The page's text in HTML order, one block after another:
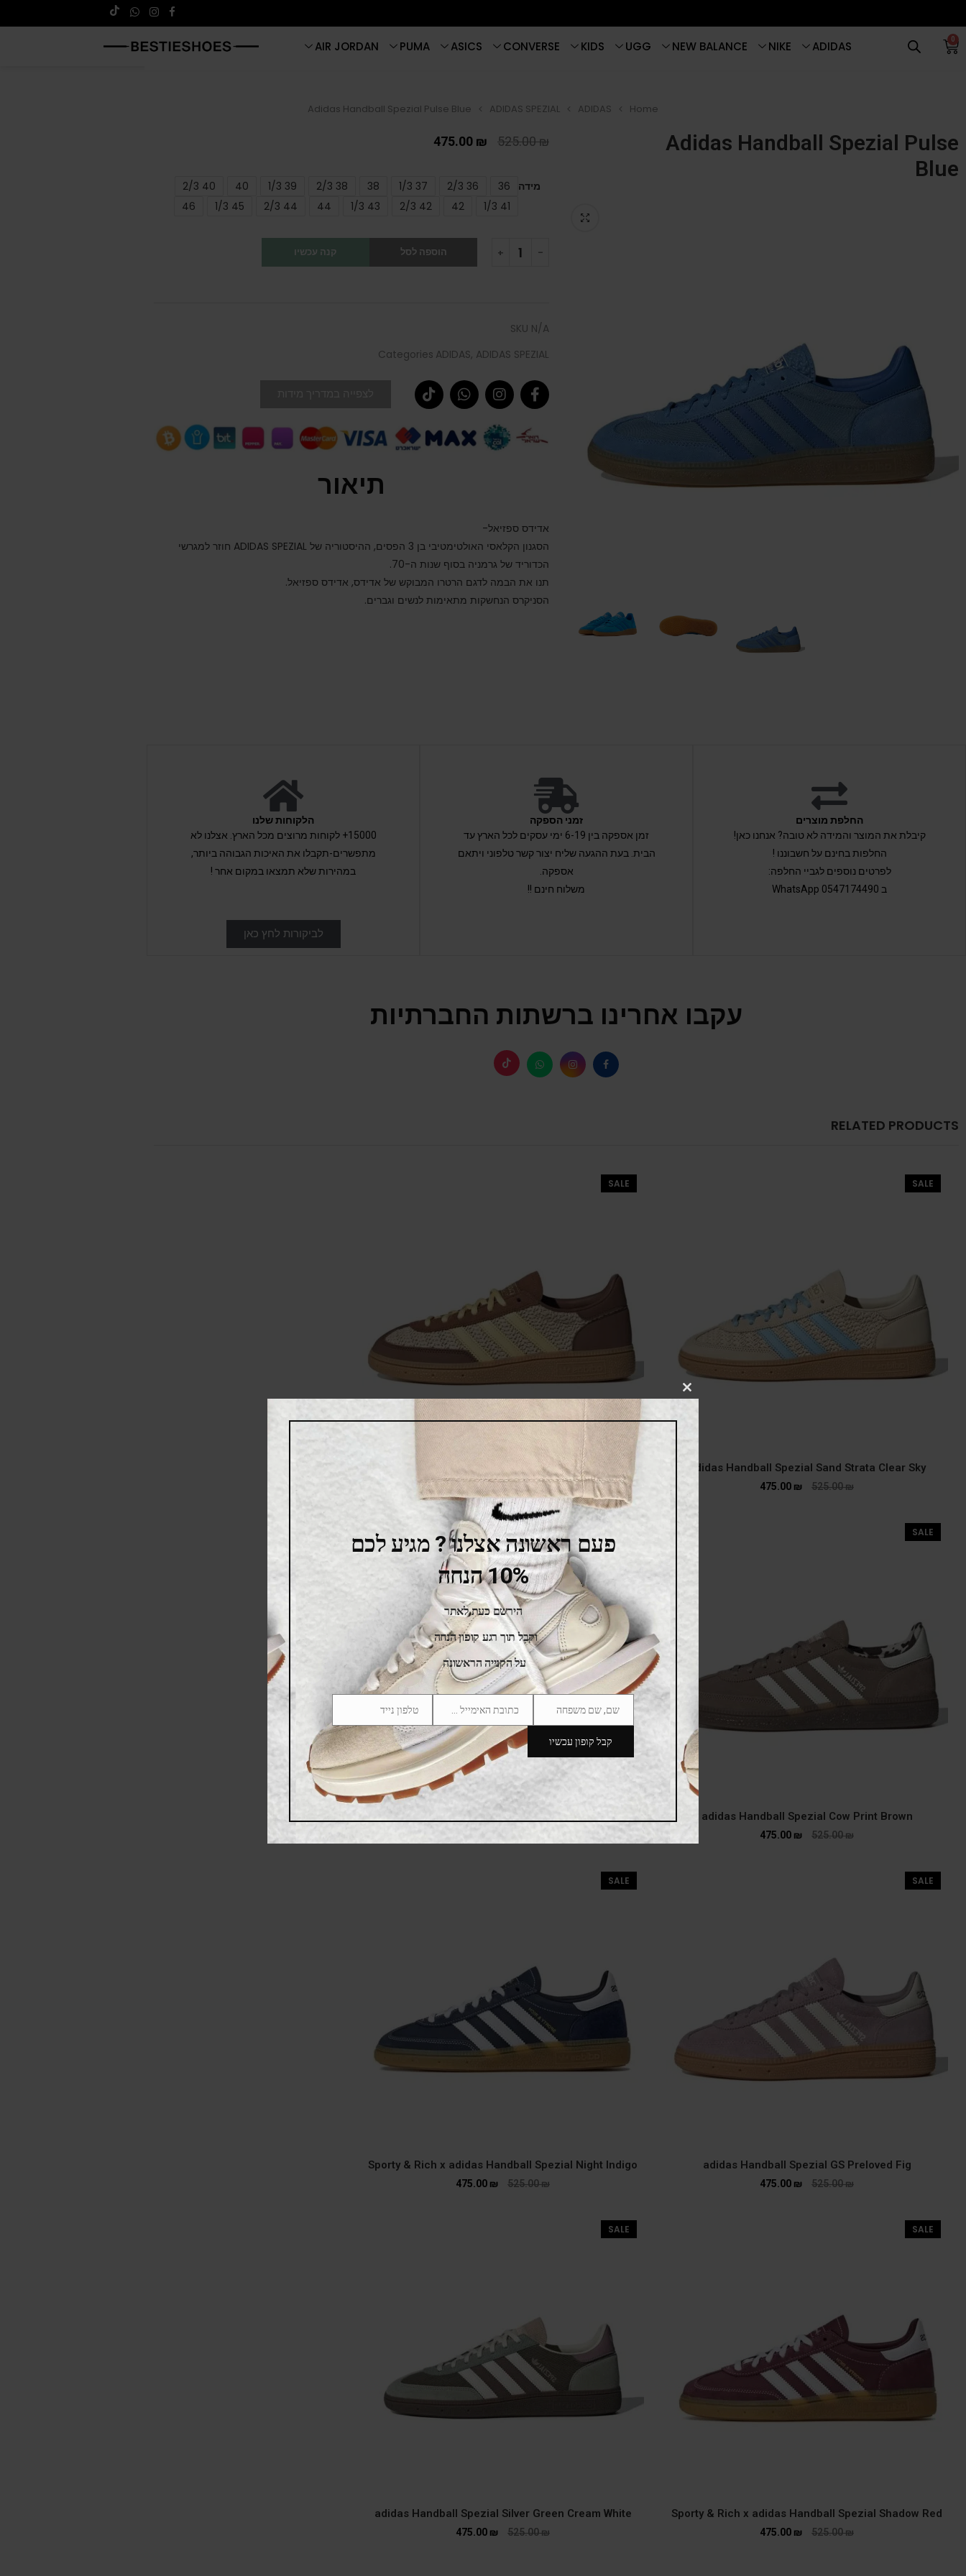
0
ADIDAS
NIKE
NEW BALANCE
UGG
KIDS
CONVERSE
ASICS
PUMA
AIR JORDAN
Home
ADIDAS
ADIDAS SPEZIAL
Adidas Handball Spezial Pulse Blue
Adidas Handball Spezial Pulse
Blue
525.00₪
475.00 ₪
מידה 36
36 2/3
37 1/3
38
38 2/3
39 1/3
40
40 2/3
41 1/3
42
42 2/3
43 1/3
44
44 2/3
45 1/3
46
הוספה לסל קנה עכשיו
SKU N/A
Categories ADIDAS, ADIDAS SPEZIAL
תיאור
אדידס ספזיאל-
הסגנון הקלאסי האולטימטיבי בן 3 הפסים, ההיסטוריה של ADIDAS SPEZIAL חוזר למגרשי
הכדוריד של גרמניה בסוף שנות ה-70.
תנו את הבמה לדגם הרטרו המבוקש של אדידס, אדידס ספזיאל.
הסניקרס הנחשקות מתאימות לנשים וגברים.
החלפת מוצרים
קיבלת את המוצר והמידה לא טובה? אנחנו כאן!
החלפות בחינם על חשבוננו !
לפרטים נוספים לגביי החלפה:
ב 0547174490 WhatsApp
זמני הספקה
זמן אספקה בין 6-19 ימי עסקים לכל הארץ עד
הבית. בעת ההגעה שליח יצור קשר טלפוני ויתאם
אספקה.
משלוח חינם !!
הלקוחות שלנו
15000+ לקוחות מרוצים מכל הארץ. אצלנו לא
מתפשרים-תקבלו את האיכות הגבוהה ביותר,
במהירות שלא תמצאו במקום אחר !
לביקורות לחץ כאן
עקבו אחרינו ברשתות החברתיות
RELATED PRODUCTS
SALE
adidas Handball Spezial Sand Strata Clear Sky
525.00₪
475.00 ₪
SALE
adidas Handball Spezial Preloved Brown
525.00₪
475.00 ₪
SALE
adidas Handball Spezial Cow Print Brown
525.00₪
475.00 ₪
adidas Handball Spezial Cardboard White
SALE
adidas Handball Spezial GS Preloved Fig
525.00₪
475.00 ₪
SALE
Sporty & Rich x adidas Handball Spezial Night Indigo
525.00₪
475.00 ₪
SALE
Sporty & Rich x adidas Handball Spezial Shadow Red
525.00₪
475.00 ₪
SALE
adidas Handball Spezial Silver Green Cream White
525.00₪
475.00 ₪
CLOSE
MODULE
פעם ראשונה אצלנו ? מגיע לכם
10% הנחה
הירשם כעת לאתר
וקבל תוך רגע קופון הנחה
על הקנייה הראשונה
Name
שם, שם משפחה Email
Phone
Number
טלפון נייד
קבל קופון עכשיו